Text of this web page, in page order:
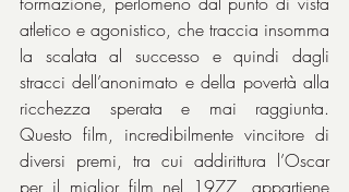
atletico e agonistico, che traccia insomma
la scalata al successo e quindi dagli
stracci dell’anonimato e della povertà alla
ricchezza sperata e mai raggiunta.
Questo film, incredibilmente vincitore di
diversi premi, tra cui addirittura l’Oscar
per il miglior film nel 1977, appartiene